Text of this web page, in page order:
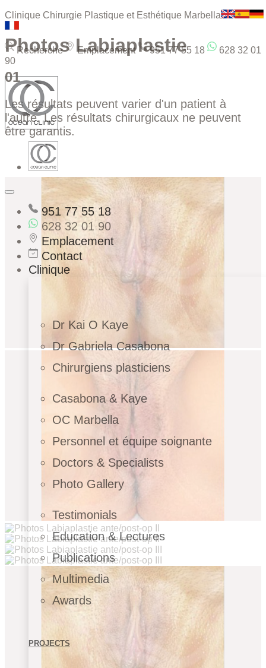
Clinique Chirurgie Plastique et Esthétique Marbella
Recherche Emplacement 951 77 55 18
628 32 01
90
951 77 55 18
628 32 01 90
Emplacement
Contact
Clinique
Dr Kai O Kaye
Dr Gabriela Casabona
Chirurgiens plasticiens
Casabona & Kaye
OC Marbella
Personnel et équipe soignante
Doctors & Specialists
Photo Gallery
Testimonials
Education & Lectures
Publications
Multimedia
Awards
PROJECTS
Photos Labiaplastie
01
Les résultats peuvent varier d'un patient à
l'autre. Les résultats chirurgicaux ne peuvent
être garantis.